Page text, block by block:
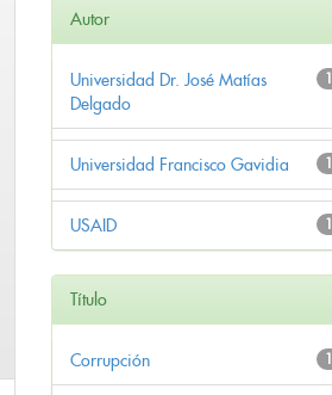
Autor
1
Universidad Dr. José Matías
Delgado
1
Universidad Francisco Gavidia
1
USAID
Título
1
Corrupción